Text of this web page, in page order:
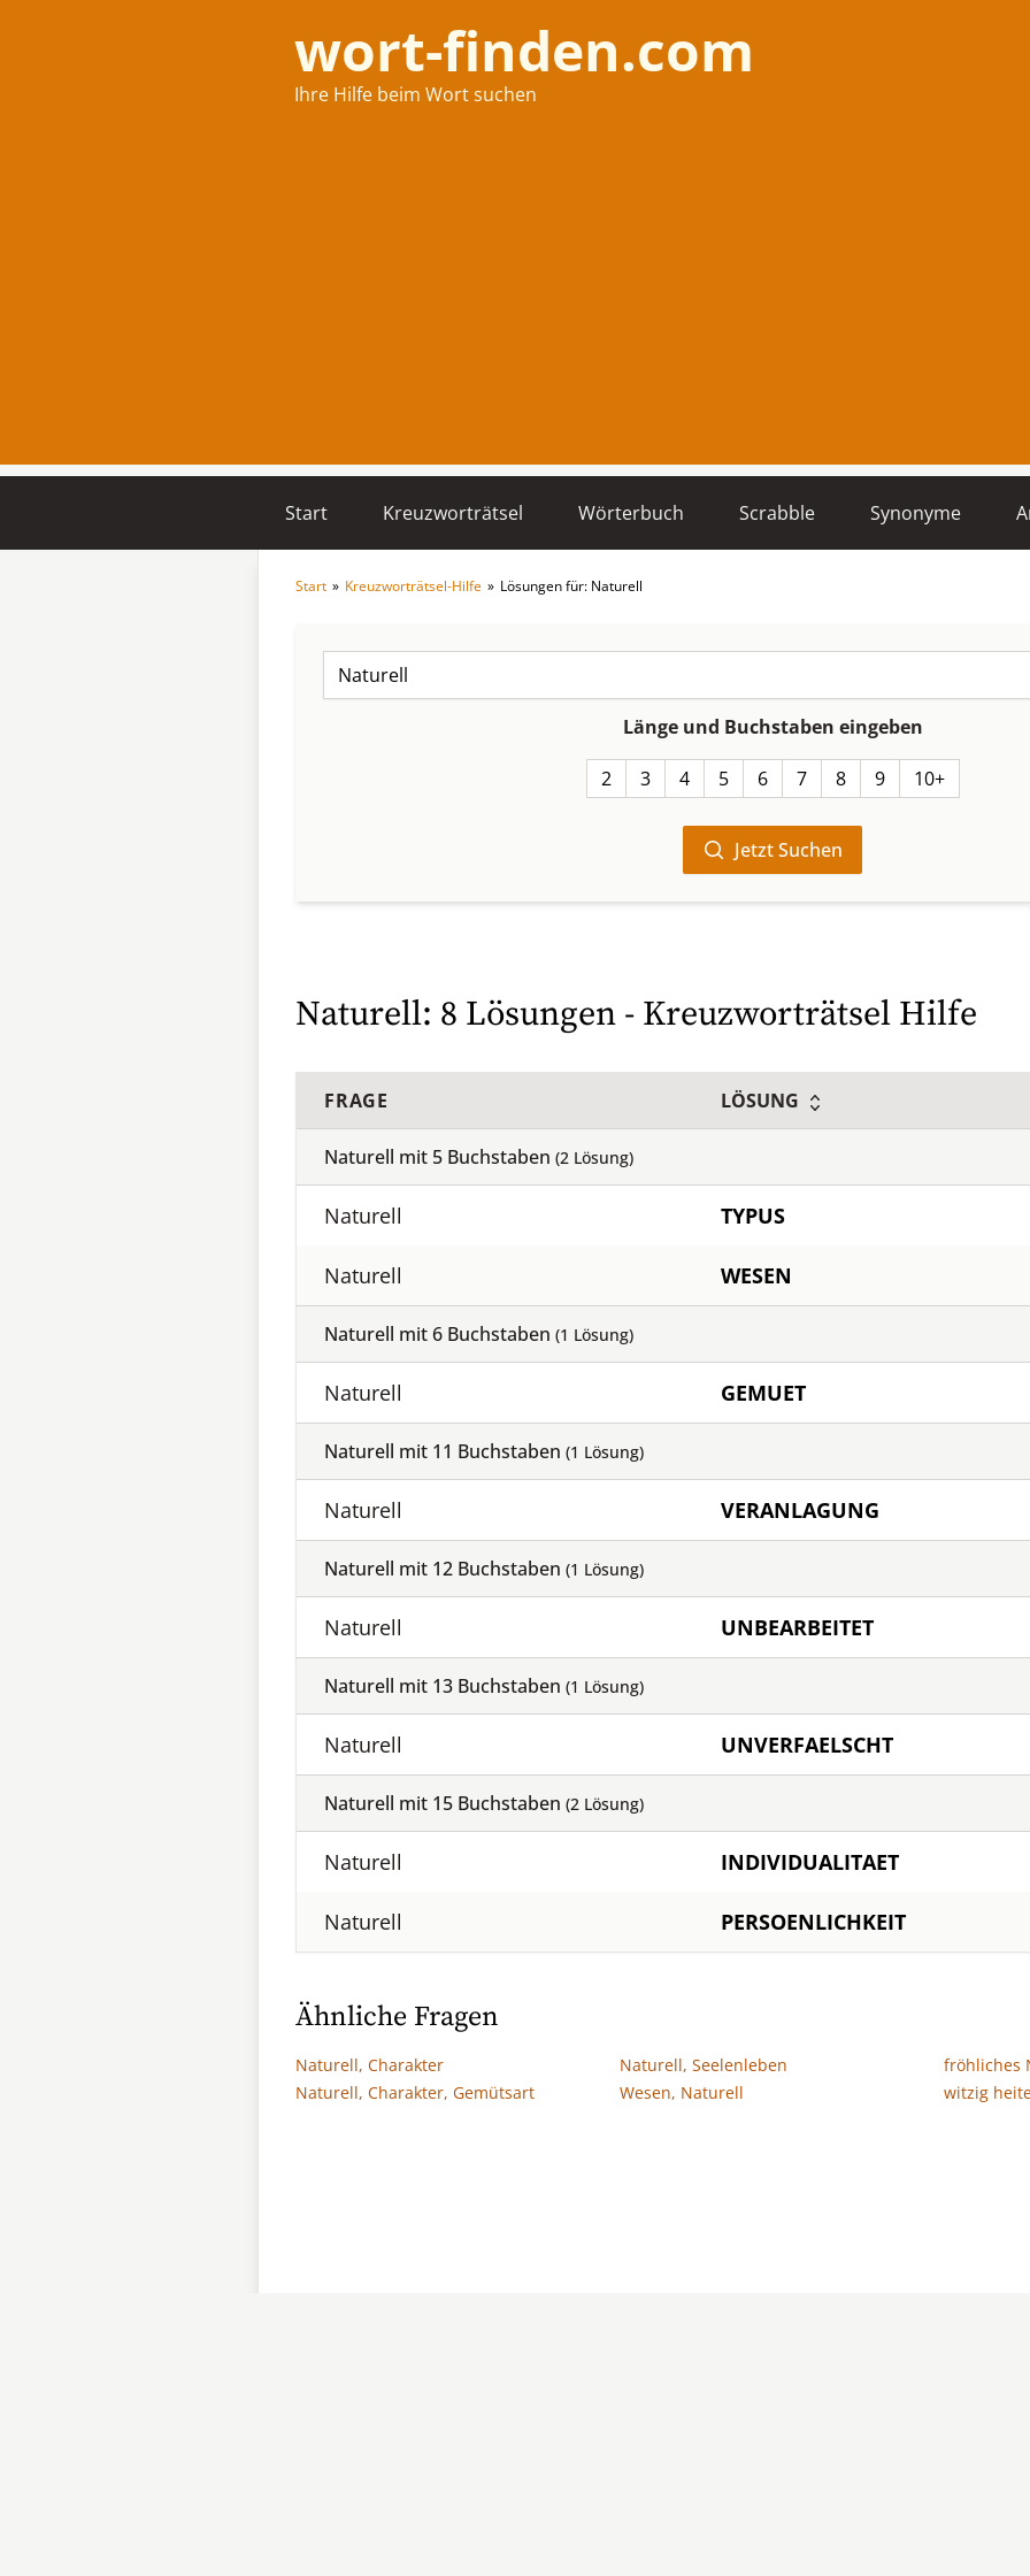
wort-finden.com
Ihre Hilfe beim Wort suchen
Start Kreuzworträtsel Wörterbuch Scrabble Synonyme
Start » Kreuzworträtsel-Hilfe » Lösungen für: Naturell
Länge und Buchstaben eingeben
2 3 4 5 6 7 8 9 10+
Jetzt Suchen
Naturell: 8 Lösungen - Kreuzworträtsel Hilfe
FRAGE LÖSUNG
Naturell mit 5 Buchstaben (2 Lösung)
Naturell TYPUS
Naturell WESEN
Naturell mit6 Buchstaben (1 Lösung)
Naturell GEMUET
Naturell mit 11 Buchstaben (1 Lösung)
Naturell VERANLAGUNG
Naturell mit 12 Buchstaben (1 Lösung)
Naturell UNBEARBEITET
Naturell mit 13 Buchstaben (1 Lösung)
Naturell UNVERFAELSCHT
Naturell mit 15 Buchstaben (2 Lösung)
Naturell INDIVIDUALITAET
Naturell PERSOENLICHKEIT
Ähnliche Fragen
Naturell, Charakter
Naturell, Charakter, Gemütsart
Naturell, Seelenleben
Wesen, Naturell
fröhliches
witzig